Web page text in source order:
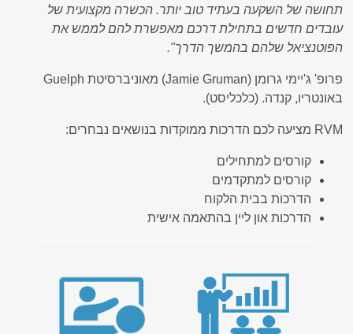
תחושה של השקעה בעתיד טוב יותר. הכשרה מקצועית של
עובדים חדשים בתחילת דרכם מאפשרת להם לממש את
הפוטנציאל שלהם בהמשך הדרך".
פרופ' ג'יימי גרומן (Jamie Gruman) מאוניברסיטת Guelph
באונטריו, קנדה. (כלכליסט).
RVM מציעה לכם הדרכות ממוקדות בנושאים נבחרים:
קורסים למתחילים
קורסים למתקדמים
הדרכות בבית הלקוח
הדרכות און ליין בהתאמה אישית